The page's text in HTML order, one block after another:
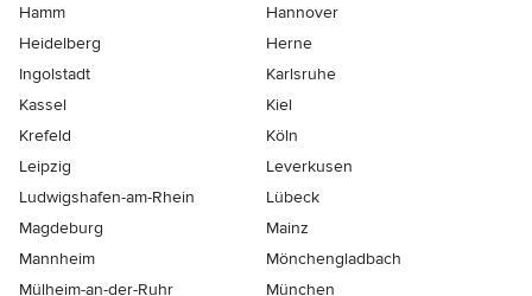
Hamm
Hannover
Heidelberg
Herne
Ingolstadt
Karlsruhe
Kassel
Kiel
Krefeld
Köln
Leipzig
Leverkusen
Ludwigshafen-am-Rhein
Lübeck
Magdeburg
Mainz
Mannheim
Mönchen­gladbach
Mülheim-an-der-Ruhr
München